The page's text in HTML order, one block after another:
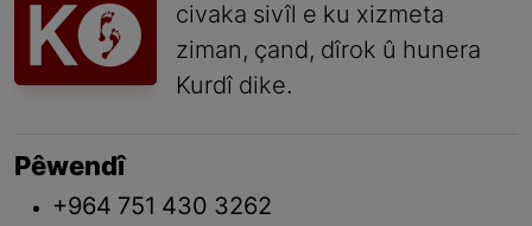
civaka sivîl e ku xizmeta
ziman, çand, dîrok û hunera
Kurdî dike.
Pêwendî
+964 751 430 3262